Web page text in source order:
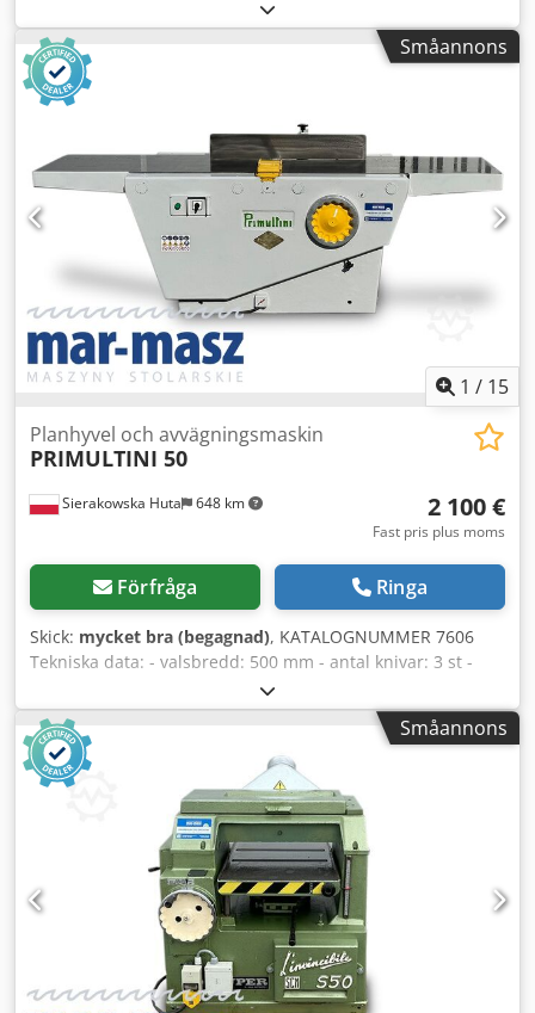
underskivan - original gjutjärnsvinkelanslag, justerbart -
bänklängd 1810 mm - båda bänkar justerbara
TJAOCKHYVEL: - max bearbetningstjocklek på tjaockhyvel
200 mm - skydd för tjaockhyvelvals OVANIFRÅN: - spärrar -
matande, tandad inmatningsvals - press - kuttervals PRESS
- utmatande, slät matare Djdpfx Ajzmg N Nehfowa
UNDERTILL: - 2 justerbara valsar i underskivan - 2
matningshastigheter - huvudmotor 2,95 kW - mått L/B/H:
1940x1200x1120 mm - vikt 970 kg Nettopris: 13 900 PLN
Nettopris: 3 300 EUR Pris uträknad enligt kurs 4,2 PLN/EUR
(vid större kursvariationer kan priset ändras)
Småannons
1 / 15
Sierakowska Huta 648 km
Planhyvel och avvägningsmaskin
PRIMULTINI 50
2 100 €
Fast pris plus moms
Förfråga Ringa
Skick: mycket bra (begagnad), KATALOGNUMMER 7606
Tekniska data: - valsbredd: 500 mm - antal knivar: 3 st -
skydd för valsen - bänklängd: 2530 mm - bänkar i gjutjärn -
båda bänkar justerbara - original gjutjärnsanhållare
justerbar i vinkel - motor: 3 kW - mått (L/B/H):
2530x1000x1100 mm - vikt: 920 kg Dwjdpfxozkhrys Ahfea
FÖRDELAR – Italiensk tillverkning – 3-knivars vals –
begagnad rikthyvel – mycket gott skick Nettopris: 8 900 PLN
Nettopris: 2 100 EUR Nettopris beräknat till kursen 4,2
PLN/EUR (vid större kursförändringar kan priset komma att
ändras)
Småannons